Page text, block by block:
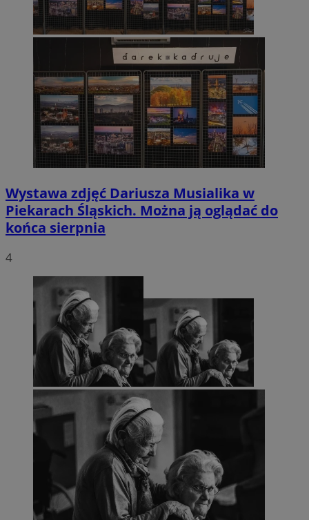
Wystawa zdjęć Dariusza Musialika w
Piekarach Śląskich. Można ją oglądać do
końca sierpnia
4